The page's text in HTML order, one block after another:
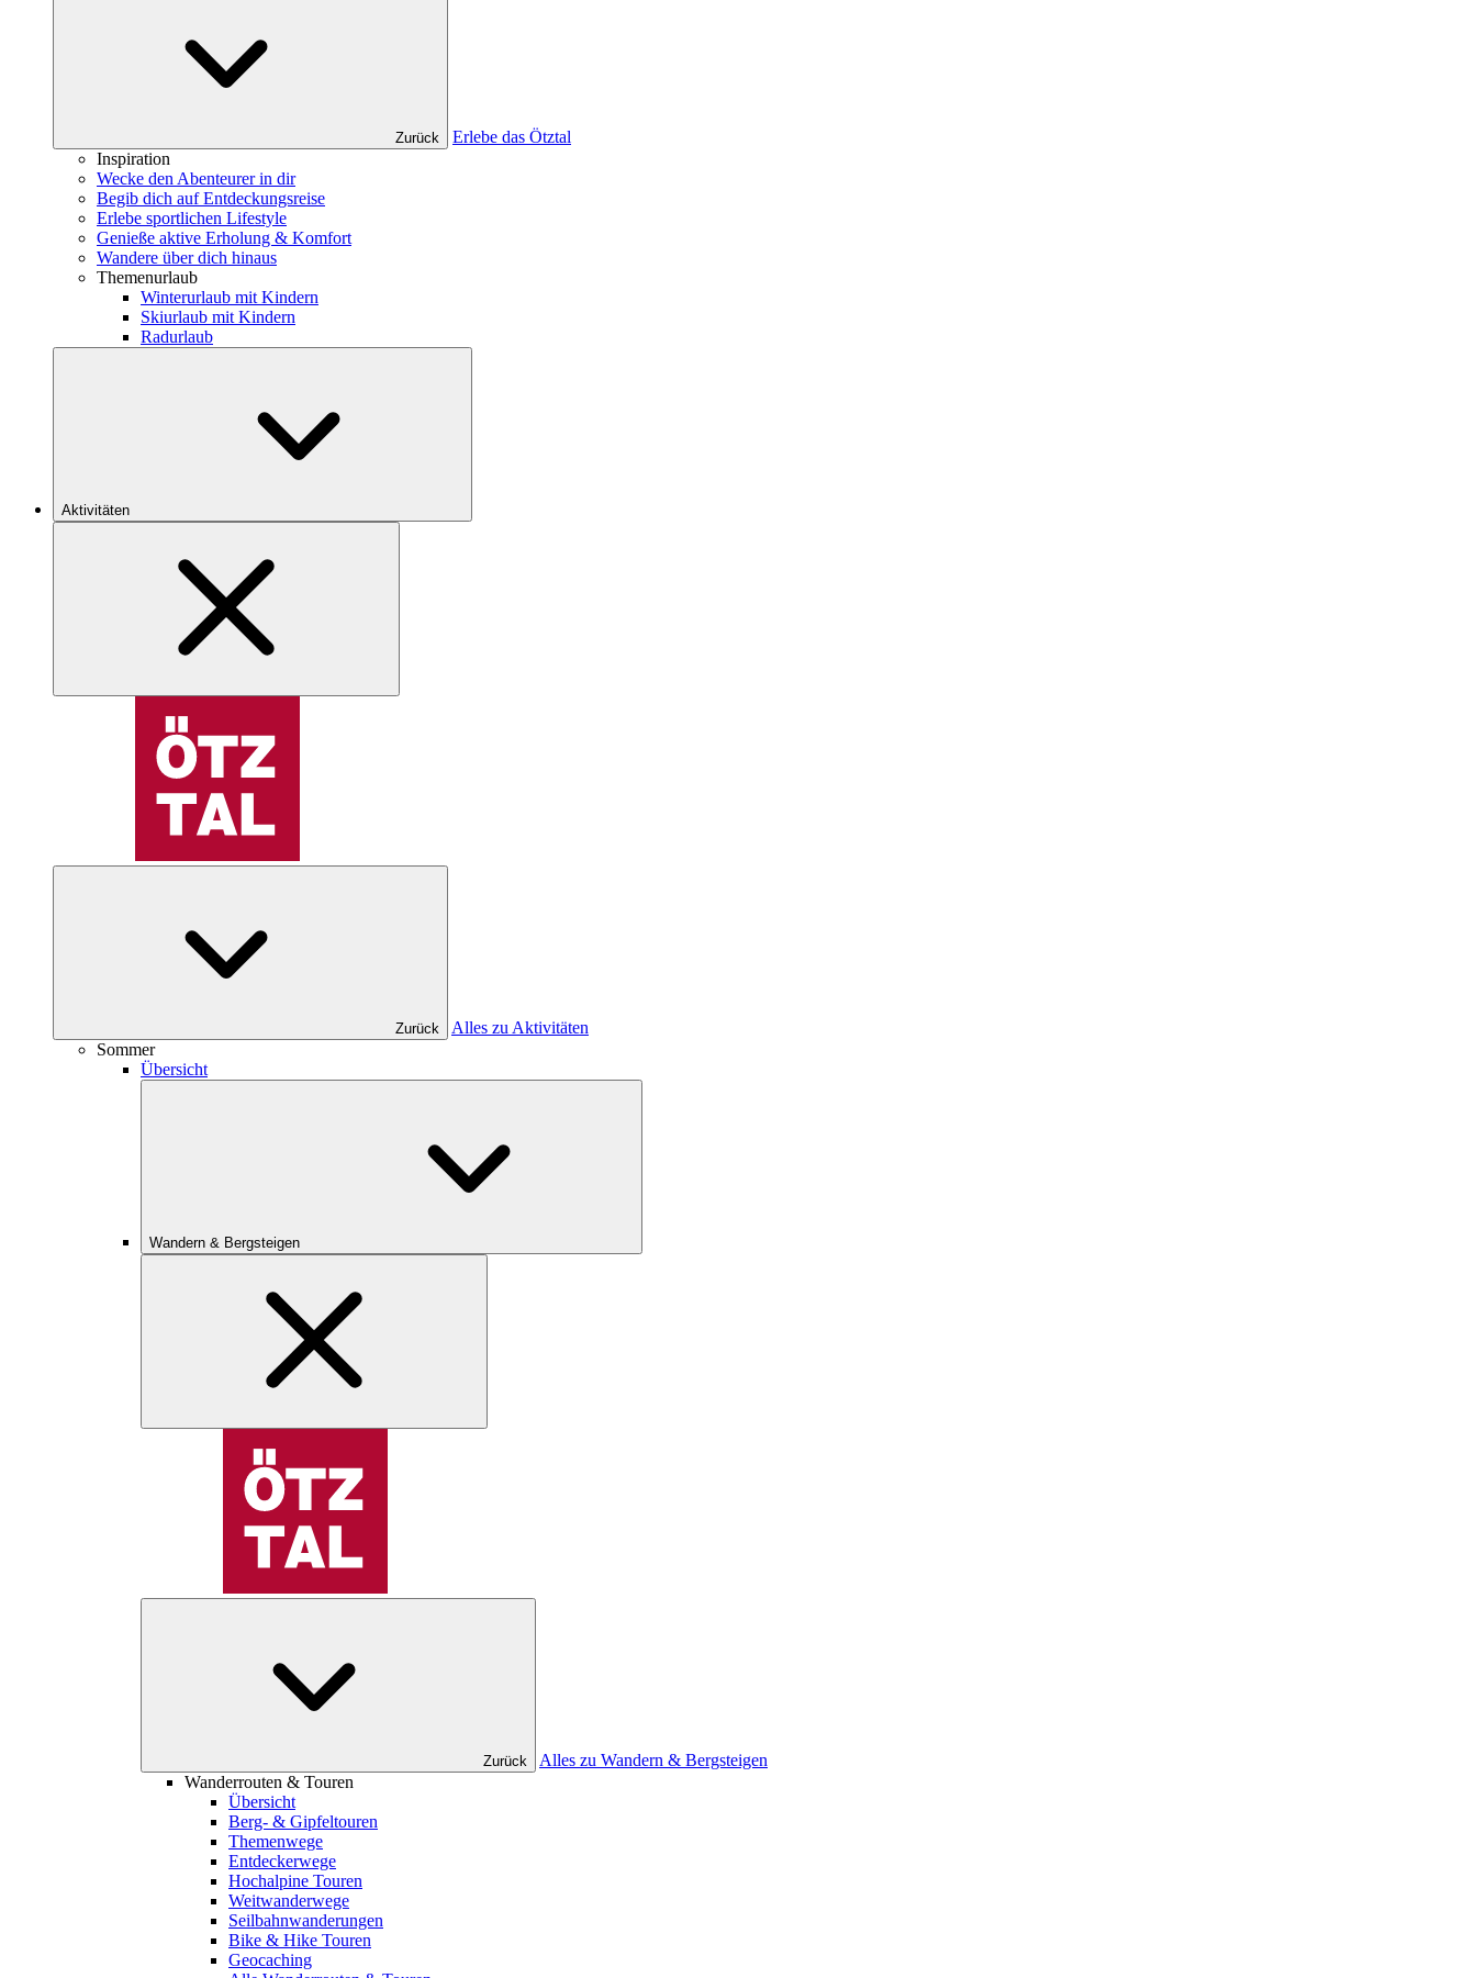
Zurück
Erlebe das Ötztal
Inspiration
Wecke den Abenteurer in dir
Begib dich auf Entdeckungsreise
Erlebe sportlichen Lifestyle
Genieße aktive Erholung & Komfort
Wandere über dich hinaus
Themenurlaub
Winterurlaub mit Kindern
Skiurlaub mit Kindern
Radurlaub
Aktivitäten
Zurück
Alles zu Aktivitäten
Sommer
Übersicht
Wandern & Bergsteigen
Zurück
Alles zu Wandern & Bergsteigen
Wanderrouten & Touren
Übersicht
Berg- & Gipfeltouren
Themenwege
Entdeckerwege
Hochalpine Touren
Weitwanderwege
Seilbahnwanderungen
Bike & Hike Touren
Geocaching